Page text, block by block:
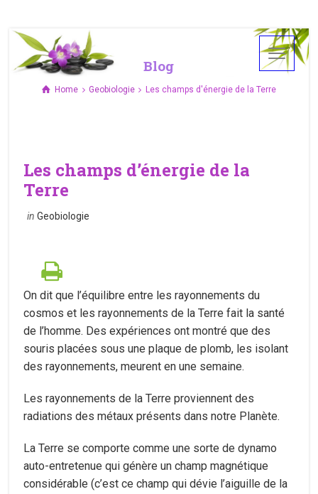
Blog
Home Geobiologie Les champs d'énergie de la Terre
Les champs d’énergie de la
Terre
inGeobiologie
On dit que l’équilibre entre les rayonnements du
cosmos et les rayonnements de la Terre fait la santé
de l’homme. Des expériences ont montré que des
souris placées sous une plaque de plomb, les isolant
des rayonnements, meurent en une semaine.
Les rayonnements de la Terre proviennent des
radiations des métaux présents dans notre Planète.
La Terre se comporte comme une sorte de dynamo
auto-entretenue qui génère un champ magnétique
considérable (c’est ce champ qui dévie l’aiguille de la